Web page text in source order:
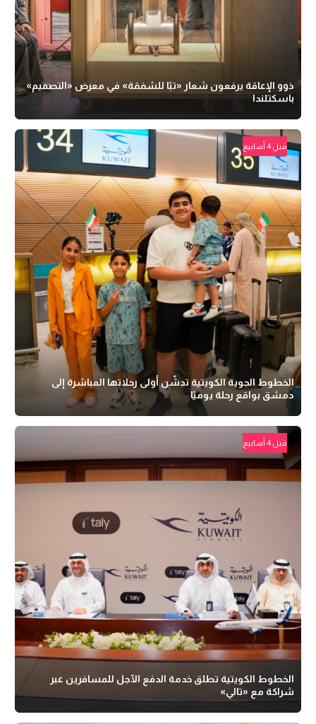
ذوو الإعاقة يرفعون شعار «تبًا للشفقة» في معرض «التصميم»
باسكتلندا
قبل 4 أسابيع
الخطوط الجوية الكويتية تدشّن أولى رحلاتها المباشرة إلى
دمشق بواقع رحلة يوميًا
قبل 4 أسابيع
الخطوط الكويتية تطلق خدمة الدفع الآجل للمسافرين عبر
شراكة مع «تالي»